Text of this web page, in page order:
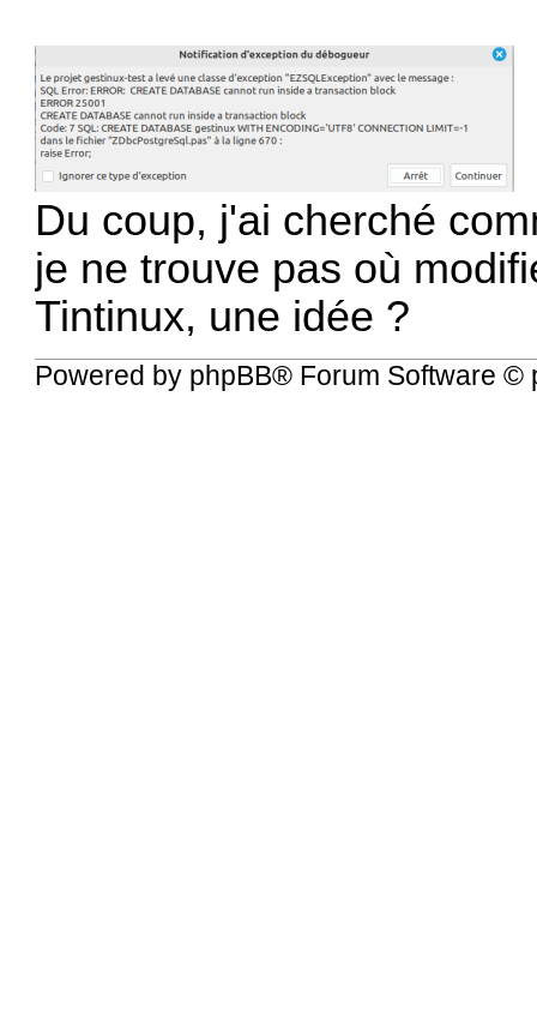
Du coup, j'ai cherché
je ne trouve pas où
Tintinux, une idée ?
Powered by phpBB® Forum Software ©